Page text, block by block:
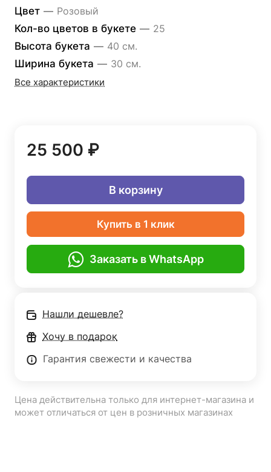
Цвет — Розовый
Кол-во цветов в букете — 25
Высота букета — 40 см.
Ширина букета — 30 см.
Все характеристики
25 500 ₽
В корзину
Купить в 1 клик
Заказать в WhatsApp
Нашли дешевле?
Хочу в подарок
Гарантия свежести и качества
Цена действительна только для интернет-магазина и
может отличаться от цен в розничных магазинах